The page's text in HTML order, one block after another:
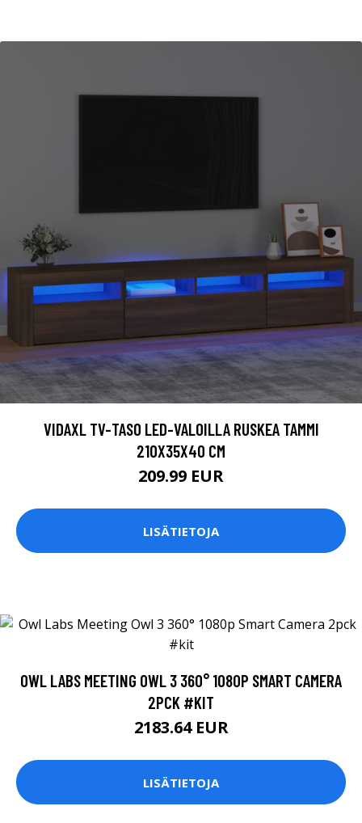
VIDAXL TV-TASO LED-VALOILLA RUSKEA TAMMI
210X35X40 CM
209.99 EUR
LISÄTIETOJA
OWL LABS MEETING OWL 3 360° 1080P SMART CAMERA
2PCK #KIT
2183.64 EUR
LISÄTIETOJA